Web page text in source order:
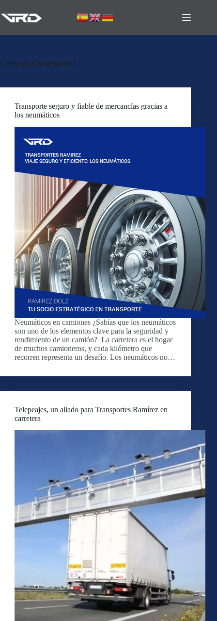
Categoría Uncategorized
Transporte seguro y fiable de mercancías gracias a
los neumáticos
Neumáticos en camiones ¿Sabías que los neumáticos
son uno de los elementos clave para la seguridad y
rendimiento de un camión? La carretera es el hogar
de muchos camioneros, y cada kilómetro que
recorren representa un desafío. Los neumáticos no…
Telepeajes, un aliado para Transportes Ramírez en
carretera